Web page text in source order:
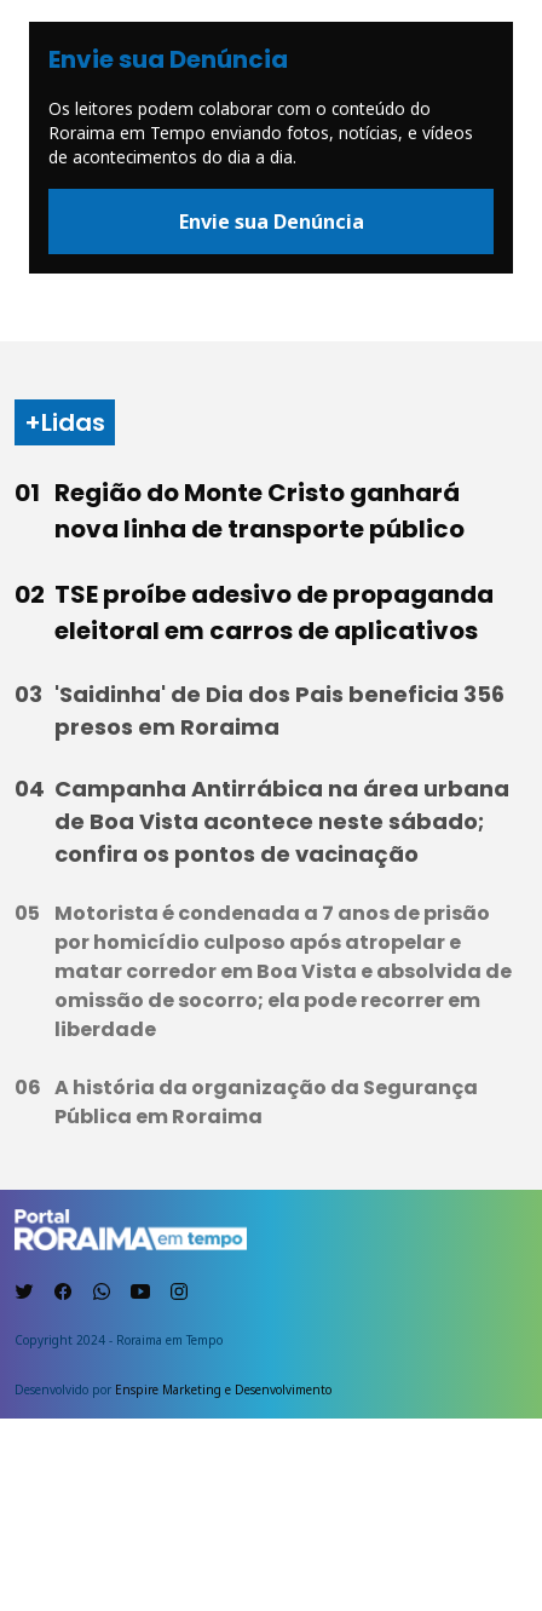
Envie sua Denúncia
Os leitores podem colaborar com o conteúdo do
Roraima em Tempo enviando fotos, notícias, e vídeos
de acontecimentos do dia a dia.
Envie sua Denúncia
+Lidas
Região do Monte Cristo ganhará
nova linha de transporte público
TSE proíbe adesivo de propaganda
eleitoral em carros de aplicativos
'Saidinha' de Dia dos Pais beneficia 356
presos em Roraima
Campanha Antirrábica na área urbana
de Boa Vista acontece neste sábado;
confira os pontos de vacinação
Motorista é condenada a 7 anos de prisão
por homicídio culposo após atropelar e
matar corredor em Boa Vista e absolvida de
omissão de socorro; ela pode recorrer em
liberdade
A história da organização da Segurança
Pública em Roraima
Copyright 2024 - Roraima em Tempo
Desenvolvido por Enspire Marketing e Desenvolvimento